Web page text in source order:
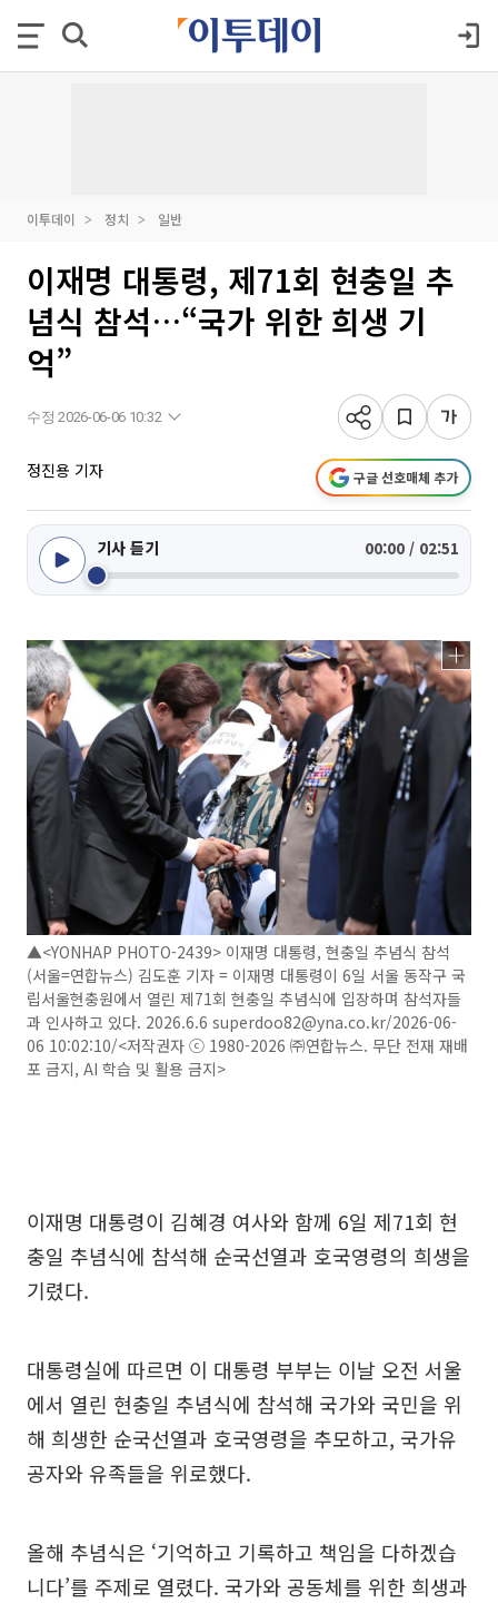
이투데이 정치 일반
이재명 대통령, 제71회 현충일 추
념식 참석…“국가 위한 희생 기
억”
수정 2026-06-06 10:32
정진용 기자 구글 선호매체 추가
기사 듣기 00:00 / 02:51
▲<YONHAP PHOTO-2439> 이재명 대통령, 현충일 추념식 참석
(서울=연합뉴스) 김도훈 기자 = 이재명 대통령이 6일 서울 동작구 국
립서울현충원에서 열린 제71회 현충일 추념식에 입장하며 참석자들
과 인사하고 있다. 2026.6.6 superdoo82@yna.co.kr/2026-06-
06 10:02:10/<저작권자 ⓒ 1980-2026 ㈜연합뉴스. 무단 전재 재배
포 금지, AI 학습 및 활용 금지>
이재명 대통령이 김혜경 여사와 함께 6일 제71회 현
충일 추념식에 참석해 순국선열과 호국영령의 희생을
기렸다.
대통령실에 따르면 이 대통령 부부는 이날 오전 서울
에서 열린 현충일 추념식에 참석해 국가와 국민을 위
해 희생한 순국선열과 호국영령을 추모하고, 국가유
공자와 유족들을 위로했다.
올해 추념식은 ‘기억하고 기록하고 책임을 다하겠습
니다’를 주제로 열렸다. 국가와 공동체를 위한 희생과